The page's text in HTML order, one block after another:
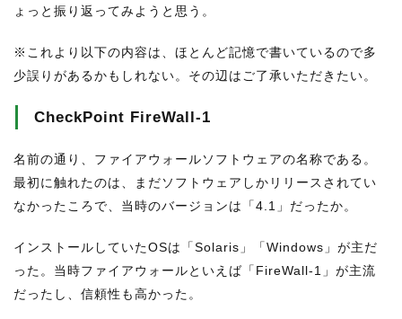
ょっと振り返ってみようと思う。
※これより以下の内容は、ほとんど記憶で書いているので多
少誤りがあるかもしれない。その辺はご了承いただきたい。
CheckPoint FireWall-1
名前の通り、ファイアウォールソフトウェアの名称である。
最初に触れたのは、まだソフトウェアしかリリースされてい
なかったころで、当時のバージョンは「4.1」だったか。
インストールしていたOSは「Solaris」「Windows」が主だ
った。当時ファイアウォールといえば「FireWall-1」が主流
だったし、信頼性も高かった。